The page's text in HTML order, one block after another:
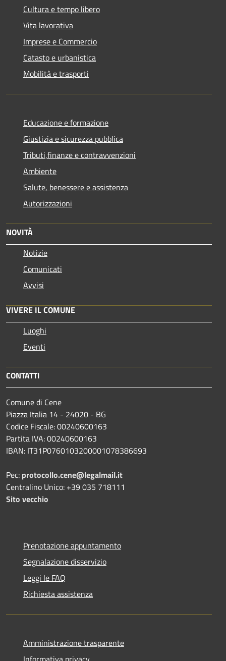
Cultura e tempo libero
Vita lavorativa
Imprese e Commercio
Catasto e urbanistica
Mobilità e trasporti
Educazione e formazione
Giustizia e sicurezza pubblica
Tributi,finanze e contravvenzioni
Ambiente
Salute, benessere e assistenza
Autorizzazioni
NOVITÀ
Notizie
Comunicati
Avvisi
VIVERE IL COMUNE
Luoghi
Eventi
CONTATTI
Comune di Cene
Piazza Italia 14 - 24020 - BG
Codice Fiscale: 00240600163
Partita IVA: 00240600163
IBAN: IT31P0760103200001078386693
Pec: protocollo.cene@legalmail.it
Centralino Unico: +39 035 718111
Sito vecchio
Prenotazione appuntamento
Segnalazione disservizio
Leggi le FAQ
Richiesta assistenza
Amministrazione trasparente